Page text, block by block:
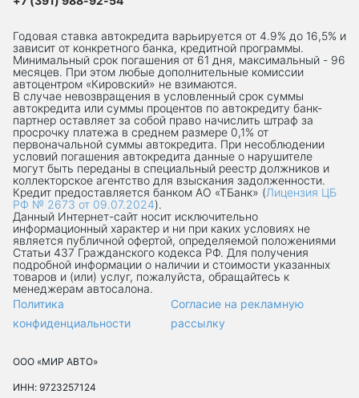
Годовая ставка автокредита варьируется от 4.9% до 16,5% и
зависит от конкретного банка, кредитной программы.
Минимальный срок погашения от 61 дня, максимальный - 96
месяцев. При этом любые дополнительные комиссии
автоцентром «Кировский» не взимаются.
В случае невозвращения в условленный срок суммы
автокредита или суммы процентов по автокредиту банк-
партнер оставляет за собой право начислить штраф за
просрочку платежа в среднем размере 0,1% от
первоначальной суммы автокредита. При несоблюдении
условий погашения автокредита данные о нарушителе
могут быть переданы в специальный реестр должников и
коллекторское агентство для взыскания задолженности.
Кредит предоставляется банком АО «ТБанк» (Лицензия ЦБ
РФ № 2673 от 09.07.2024).
Данный Интернет-сaйт носит исключительно
информационный характер и ни при каких условиях не
является публичной офертой, определяемой положениями
Статьи 437 Гражданского кодекса РФ. Для получения
подробной информации о наличии и стоимости указанных
товаров и (или) услуг, пожалуйста, обращайтесь к
менеджерам автосалона.
Политика
конфиденциальности
Согласие на рекламную
рассылку
ООО «МИР АВТО»
ИНН: 9723257124